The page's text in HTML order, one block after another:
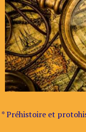
* Préhistoire et